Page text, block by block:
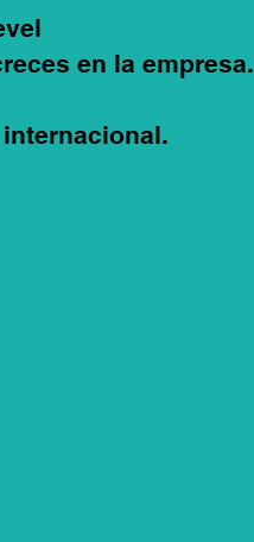
en la empresa.